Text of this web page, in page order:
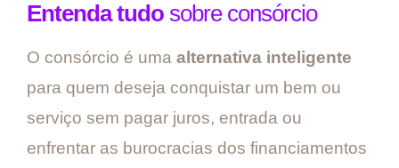
Entenda tudo sobre consórcio
O consórcio é uma alternativa inteligente
para quem deseja conquistar um bem ou
serviço sem pagar juros, entrada ou
enfrentar as burocracias dos financiamentos